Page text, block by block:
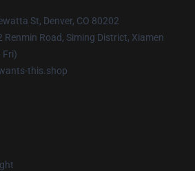
St, Denver, CO 80202
Renmin Road, Siming District, Xiamen
Fri)
this.shop